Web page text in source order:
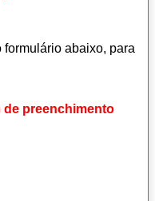
formulário abaixo, para
preenchimento